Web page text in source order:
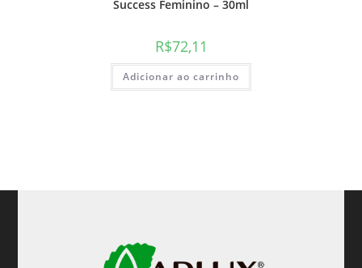
Success Feminino – 30ml
R$72,11
Adicionar ao carrinho